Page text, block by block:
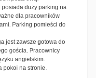
posiada duży parking na
dla pracowników
Parking pomieści do
jest zawsze gotowa do
gościa. Pracownicy
angielskim.
pokoi na stronie.